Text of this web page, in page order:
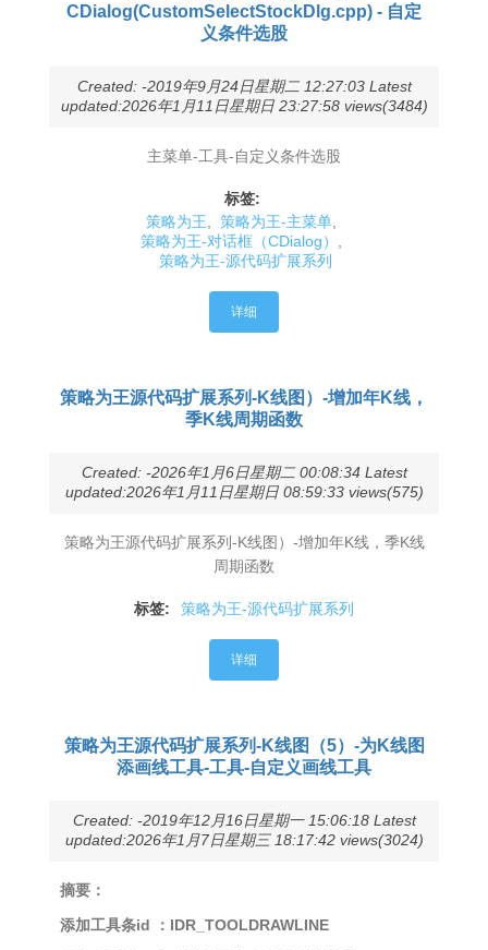
CDialog(CustomSelectStockDlg.cpp) - 自定
义条件选股
Created: -2019年9月24日星期二 12:27:03 Latest
updated:2026年1月11日星期日 23:27:58 views(3484)
主菜单-工具-自定义条件选股
标签:
策略为王
策略为王-主菜单
策略为王-对话框（CDialog）
策略为王-源代码扩展系列
详细
策略为王源代码扩展系列-K线图）-增加年K线，
季K线周期函数
Created: -2026年1月6日星期二 00:08:34 Latest
updated:2026年1月11日星期日 08:59:33 views(575)
策略为王源代码扩展系列-K线图）-增加年K线，季K线
周期函数
标签: 策略为王-源代码扩展系列
详细
策略为王源代码扩展系列-K线图（5）-为K线图
添画线工具-工具-自定义画线工具
Created: -2019年12月16日星期一 15:06:18 Latest
updated:2026年1月7日星期三 18:17:42 views(3024)
摘要：
添加工具条id ：IDR_TOOLDRAWLINE